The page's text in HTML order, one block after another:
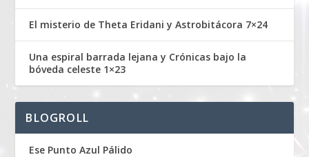
El misterio de Theta Eridani y Astrobitácora 7×24
Una espiral barrada lejana y Crónicas bajo la
bóveda celeste 1×23
BLOGROLL
Ese Punto Azul Pálido